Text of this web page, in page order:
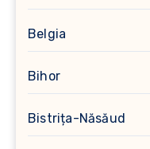
Belgia
Bihor
Bistrița-Năsăud